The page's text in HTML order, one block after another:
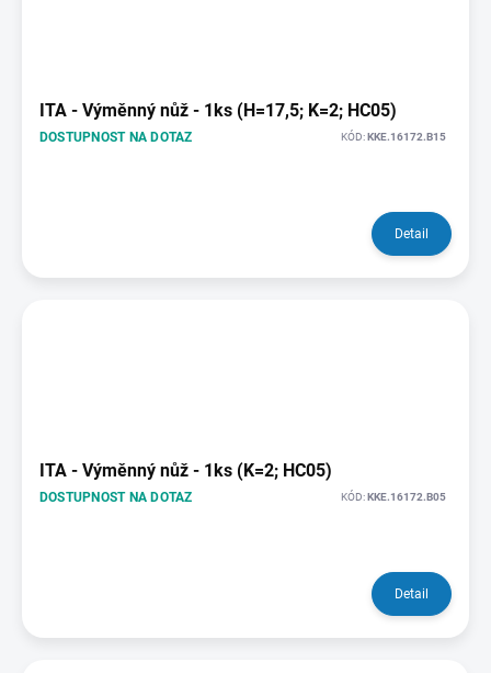
ITA - Výměnný nůž - 1ks (H=17,5; K=2; HC05)
DOSTUPNOST NA DOTAZ KÓD:KKE.16172.B15
Detail
ITA - Výměnný nůž - 1ks (K=2; HC05)
DOSTUPNOST NA DOTAZ KÓD:KKE.16172.B05
Detail